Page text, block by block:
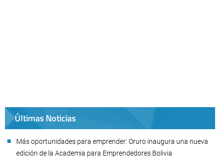
Últimas Noticias
Más oportunidades para emprender: Oruro inaugura una nueva
edición de la Academia para Emprendedores Bolivia